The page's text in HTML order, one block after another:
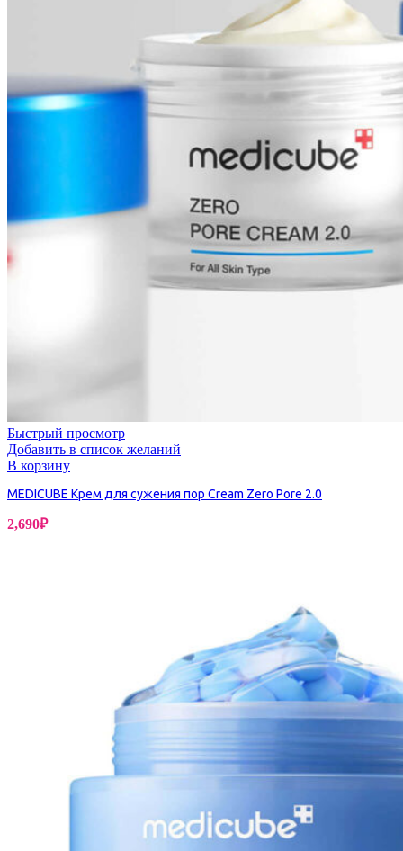
Быстрый просмотр
Добавить в список желаний
В корзину
MEDICUBE Крем для сужения пор Cream Zero Pore 2.0
2,690₽